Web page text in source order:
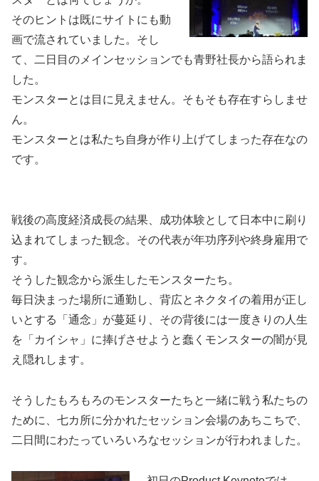
そのヒントは既にサイトにも動
画で流されていました。そし
て、二日目のメインセッションでも青野社長から語られま
した。
モンスターとは目に見えません。そもそも存在すらしませ
ん。
モンスターとは私たち自身が作り上げてしまった存在なの
です。
戦後の高度経済成長の結果、成功体験として日本中に刷り
込まれてしまった観念。その代表が年功序列や終身雇用で
す。
そうした観念から派生したモンスターたち。
毎日決まった場所に通勤し、背広とネクタイの着用が正し
いとする「通念」が蔓延り、その背後には一度きりの人生
を「カイシャ」に捧げさせようと蠢くモンスターの闇が見
え隠れします。
そうしたもろもろのモンスターたちと一緒に戦う私たちの
ために、七カ所に分かれたセッション会場のあちこちで、
二日間にわたっていろいろなセッションが行われました。